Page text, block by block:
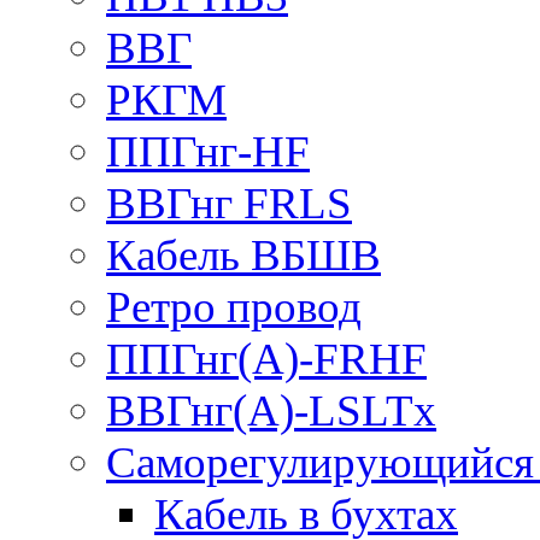
ВВГ
РКГМ
ППГнг-HF
ВВГнг FRLS
Кабель ВБШВ
Ретро провод
ППГнг(А)-FRHF
ВВГнг(А)-LSLTx
Саморегулирующийся
Кабель в бухтах